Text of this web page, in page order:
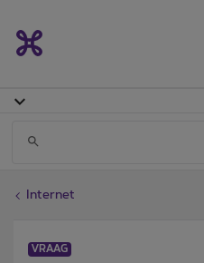
Internet
VRAAG